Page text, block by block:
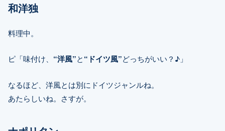
和洋独
料理中。
ピ「味付け、 “洋風”と“ドイツ風”どっちがいい？♪」
なるほど、洋風とは別にドイツジャンルね。
あたらしいね。さすが。